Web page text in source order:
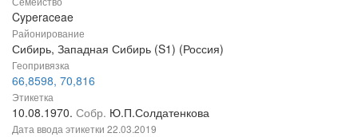
Cyperaceae
Районирование
Сибирь, Западная Сибирь (S1) (Россия)
Геопривязка
66,8598, 70,816
Этикетка
10.08.1970. Собр. Ю.П.Солдатенкова
Дата ввода этикетки 22.03.2019